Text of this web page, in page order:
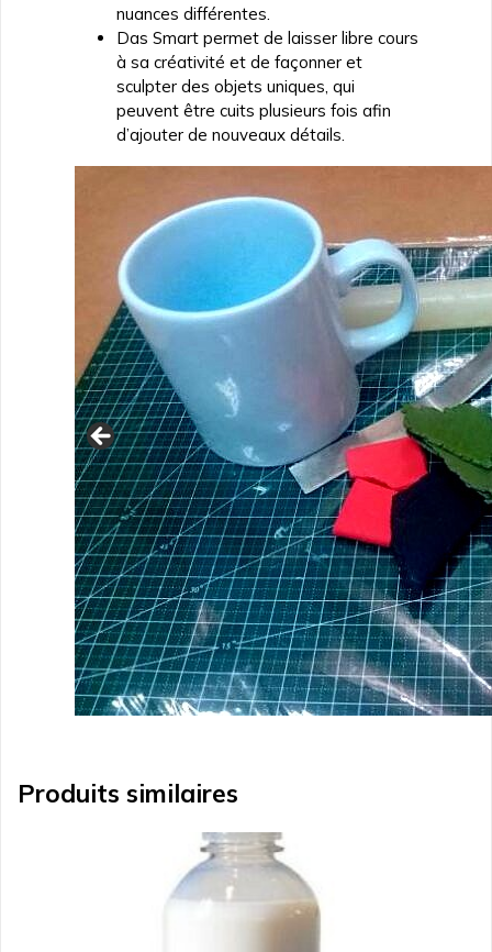
nuances différentes.
Das Smart permet de laisser libre cours
à sa créativité et de façonner et
sculpter des objets uniques, qui
peuvent être cuits plusieurs fois afin
d’ajouter de nouveaux détails.
Produits similaires